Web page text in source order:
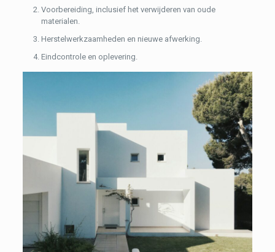
Voorbereiding, inclusief het verwijderen van oude
materialen.
Herstelwerkzaamheden en nieuwe afwerking.
Eindcontrole en oplevering.